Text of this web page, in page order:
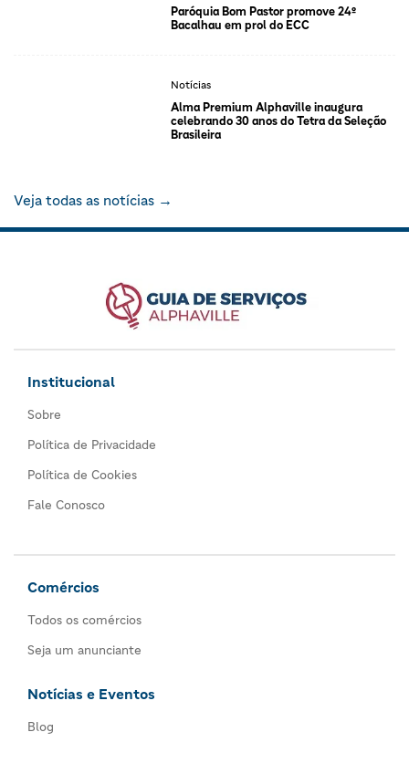
Paróquia Bom Pastor promove 24º
Bacalhau em prol do ECC
Notícias
Alma Premium Alphaville inaugura
celebrando 30 anos do Tetra da Seleção
Brasileira
Veja todas as notícias →
Institucional
Sobre
Política de Privacidade
Política de Cookies
Fale Conosco
Comércios
Todos os comércios
Seja um anunciante
Notícias e Eventos
Blog